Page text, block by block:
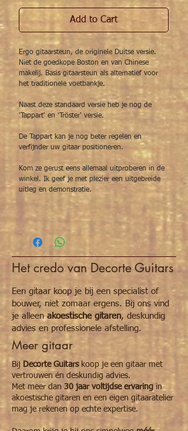
Add to Cart
Ergo gitaarsteun, de originele Duitse versie.
Niet de goedkope Boston en van Chinese
makelij. Basis gitaarsteun als alternatief voor
het traditionele voetbankje.
Naast deze standaard versie heb je nog de
'Tappart' en 'Tröster' versie.
De Tappart kan je nog beter regelen en
verfijnder uw gitaar positioneren.
Kom ze gerust eens allemaal uitproberen in de
winkel. Ik geef je met plezier een uitgebreide
uitleg en demonstratie.
Het credo van Decorte Guitars
Een gitaar koop je bij een specialist of
bouwer, niet zomaar ergens. Bij ons vind
je alleenakoestische gitaren, deskundig
advies en professionele afstelling.
Meer gitaar
Bij Decorte Guitarskoop je een gitaar met
vertrouwen én deskundig advies.
Met meer dan 30 jaar voltijdse ervaring in
akoestische gitaren en een eigen gitaaratelier
mag je rekenen op echte expertise.